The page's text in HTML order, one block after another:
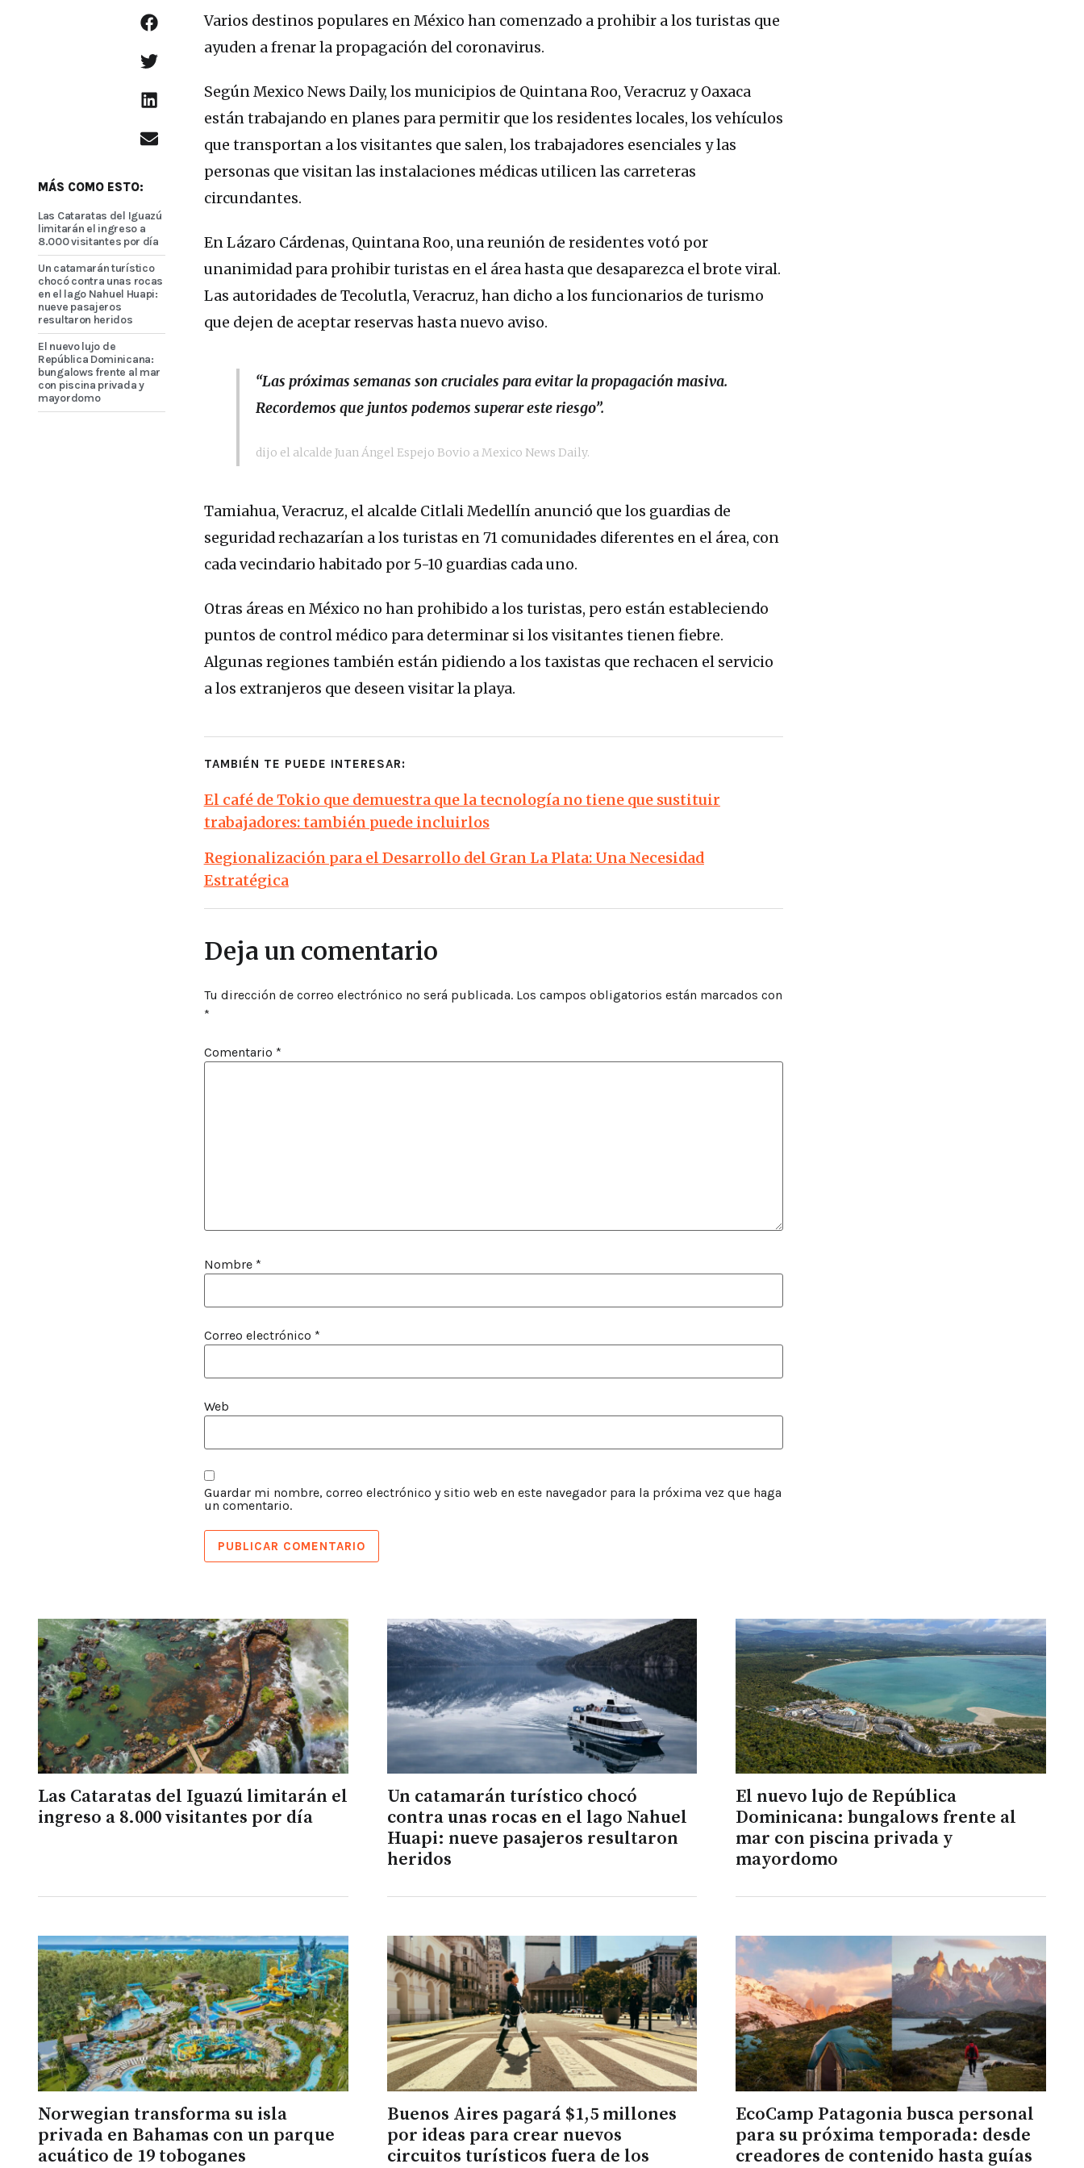
MÁS COMO ESTO:
Las Cataratas del Iguazú
limitarán el ingreso a
8.000 visitantes por día
Un catamarán turístico
chocó contra unas rocas
en el lago Nahuel Huapi:
nueve pasajeros
resultaron heridos
El nuevo lujo de
República Dominicana:
bungalows frente al mar
con piscina privada y
mayordomo
Varios destinos populares en México han comenzado a prohibir a los turistas que
ayuden a frenar la propagación del coronavirus.
Según Mexico News Daily, los municipios de Quintana Roo, Veracruz y Oaxaca
están trabajando en planes para permitir que los residentes locales, los vehículos
que transportan a los visitantes que salen, los trabajadores esenciales y las
personas que visitan las instalaciones médicas utilicen las carreteras
circundantes.
En Lázaro Cárdenas, Quintana Roo, una reunión de residentes votó por
unanimidad para prohibir turistas en el área hasta que desaparezca el brote viral.
Las autoridades de Tecolutla, Veracruz, han dicho a los funcionarios de turismo
que dejen de aceptar reservas hasta nuevo aviso.
“Las próximas semanas son cruciales para evitar la propagación masiva.
Recordemos que juntos podemos superar este riesgo”.
dijo el alcalde Juan Ángel Espejo Bovio a Mexico News Daily.
Tamiahua, Veracruz, el alcalde Citlali Medellín anunció que los guardias de
seguridad rechazarían a los turistas en 71 comunidades diferentes en el área, con
cada vecindario habitado por 5-10 guardias cada uno.
Otras áreas en México no han prohibido a los turistas, pero están estableciendo
puntos de control médico para determinar si los visitantes tienen fiebre.
Algunas regiones también están pidiendo a los taxistas que rechacen el servicio
a los extranjeros que deseen visitar la playa.
TAMBIÉN TE PUEDE INTERESAR:
El café de Tokio que demuestra que la tecnología no tiene que sustituir
trabajadores: también puede incluirlos
Regionalización para el Desarrollo del Gran La Plata: Una Necesidad
Estratégica
Deja un comentario
Tu dirección de correo electrónico no será publicada. Los campos obligatorios están marcados con
*
Comentario *
Nombre *
Correo electrónico *
Web
Guardar mi nombre, correo electrónico y sitio web en este navegador para la próxima vez que haga
un comentario.
Las Cataratas del Iguazú limitarán el
ingreso a 8.000 visitantes por día
Un catamarán turístico chocó
contra unas rocas en el lago Nahuel
Huapi: nueve pasajeros resultaron
heridos
El nuevo lujo de República
Dominicana: bungalows frente al
mar con piscina privada y
mayordomo
Norwegian transforma su isla
privada en Bahamas con un parque
acuático de 19 toboganes
Buenos Aires pagará $1,5 millones
por ideas para crear nuevos
circuitos turísticos fuera de los
EcoCamp Patagonia busca personal
para su próxima temporada: desde
creadores de contenido hasta guías